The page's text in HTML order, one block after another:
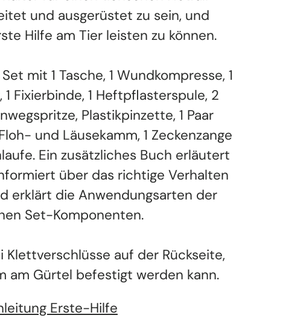
und ausgerüstet zu sein, und
Hilfe am Tier leisten zu können.
mit 1 Tasche, 1 Wundkompresse, 1
Fixierbinde, 1 Heftpflasterspule, 2
Plastikpinzette, 1 Paar
und Läusekamm, 1 Zeckenzange
Ein zusätzliches Buch erläutert
über das richtige Verhalten
erklärt die Anwendungsarten der
Set-Komponenten.
Klettverschlüsse auf der Rückseite,
am Gürtel befestigt werden kann.
Erste-Hilfe